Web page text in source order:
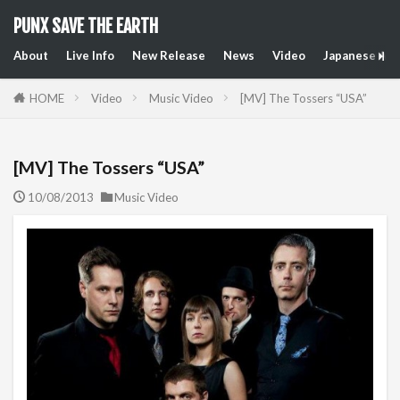
PUNX SAVE THE EARTH
About Live Info New Release News Video Japanese
HOME Video Music Video [MV] The Tossers “USA”
[MV] The Tossers “USA”
10/08/2013 Music Video